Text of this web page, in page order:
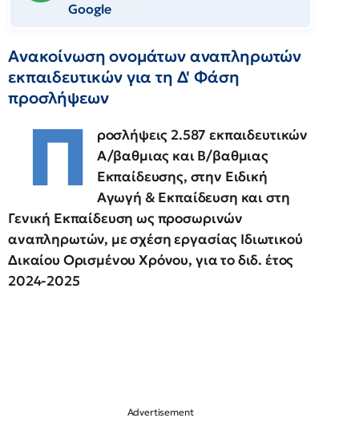
Google
Ανακοίνωση ονομάτων αναπληρωτών
εκπαιδευτικών για τη Δ' Φάση
προσλήψεων
Π
ροσλήψεις 2.587 εκπαιδευτικών
Α/βαθμιας και Β/βαθμιας
Εκπαίδευσης, στην Ειδική
Αγωγή & Εκπαίδευση και στη
Γενική Εκπαίδευση ως προσωρινών
αναπληρωτών, με σχέση εργασίας Ιδιωτικού
Δικαίου Ορισμένου Χρόνου, για το διδ. έτος
2024-2025